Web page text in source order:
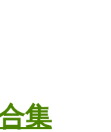
集